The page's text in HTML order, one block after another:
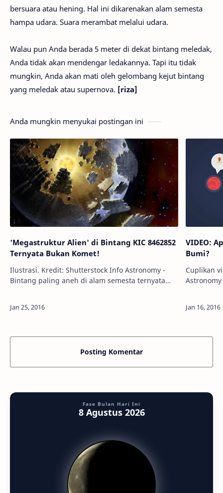
bersuara atau hening. Hal ini dikarenakan alam semesta
hampa udara. Suara merambat melalui udara.
Walau pun Anda berada 5 meter di dekat bintang meledak,
Anda tidak akan mendengar ledakannya. Tapi itu tidak
mungkin, Anda akan mati oleh gelombang kejut bintang
yang meledak atau supernova. [riza]
Anda mungkin menyukai postingan ini
'Megastruktur Alien' di Bintang KIC 8462852
Ternyata Bukan Komet!
Ilustrasi. Kredit: Shutterstock Info Astronomy -
Bintang paling aneh di alam semesta ternyata
VIDEO:
Bumi?
Cuplikan
Posting Komentar
Fase Bulan Hari Ini
8 Agustus 2026